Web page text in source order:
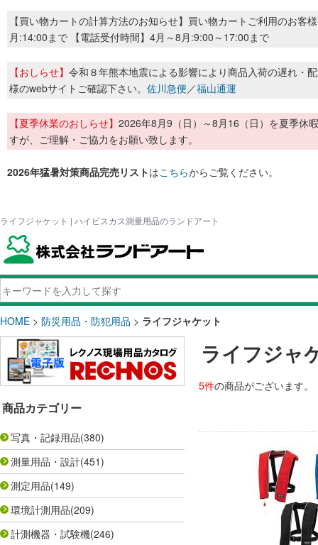
【買い物カートの計算方法のお知らせ】買い物カートご利用のお客
月:14:00まで 【電話受付時間】4月～8月:9:00～17:00まで
【おしらせ】 令和８年熊本地震による影響により商品入荷の遅れ・
様のwebサイトご確認下さい。 佐川急便／福山通運
【夏季休業のおしらせ】 2026年8月9（日）～8月16（日）を夏季休
すが、ご理解・ご協力をお願い致します。
2026年猛暑対策商品完売リストはこちらからご覧ください。
ライフジャケット | ハイビスカス測量用品のランドアート
HOME > 防災用品・防犯用品 > ライフジャケット
商品カテゴリー
写真・記録用品(380)
測量用品・設計(451)
測定用品(149)
環境計測用品(209)
計測機器・試験機(246)
ライフジャ
5件の商品がございます。